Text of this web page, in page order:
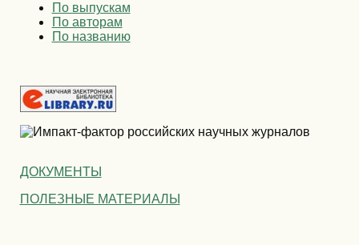
По выпускам
По авторам
По названию
ДОКУМЕНТЫ
ПОЛЕЗНЫЕ МАТЕРИАЛЫ